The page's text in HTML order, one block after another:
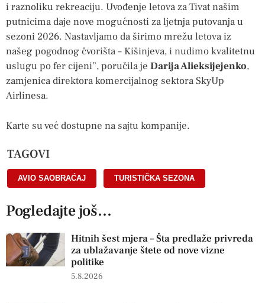
i raznoliku rekreaciju. Uvođenje letova za Tivat našim
putnicima daje nove mogućnosti za ljetnja putovanja u
sezoni 2026. Nastavljamo da širimo mrežu letova iz
našeg pogodnog čvorišta – Kišinjeva, i nudimo kvalitetnu
uslugu po fer cijeni”, poručila je Darija Alieksijejenko,
zamjenica direktora komercijalnog sektora SkyUp
Airlinesa.
Karte su već dostupne na sajtu kompanije.
TAGOVI
AVIO SAOBRAĆAJ TURISTIČKA SEZONA
Pogledajte još...
Hitnih šest mjera – Šta predlaže privreda
za ublažavanje štete od nove vizne
politike
5.8.2026